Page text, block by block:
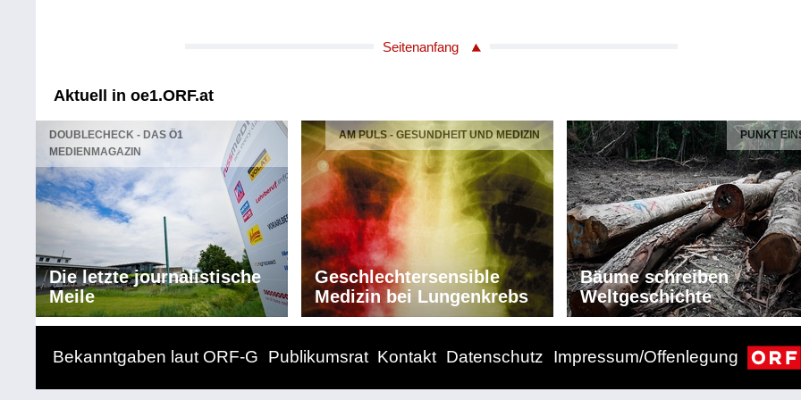
Seitenanfang
Aktuell in oe1.ORF.at
DOUBLECHECK - DAS Ö1
MEDIENMAGAZIN
Die letzte journalistische
Meile
AM PULS - GESUNDHEIT UND MEDIZIN
Geschlechtersensible
Medizin bei Lungenkrebs
PUNKT
Bäume schreiben
Weltgeschichte
Bekanntgaben laut ORF-G Publikumsrat Kontakt Datenschutz Impressum/Offenlegung